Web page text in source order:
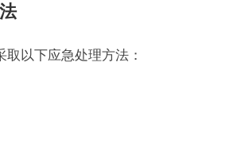
以下应急处理方法：